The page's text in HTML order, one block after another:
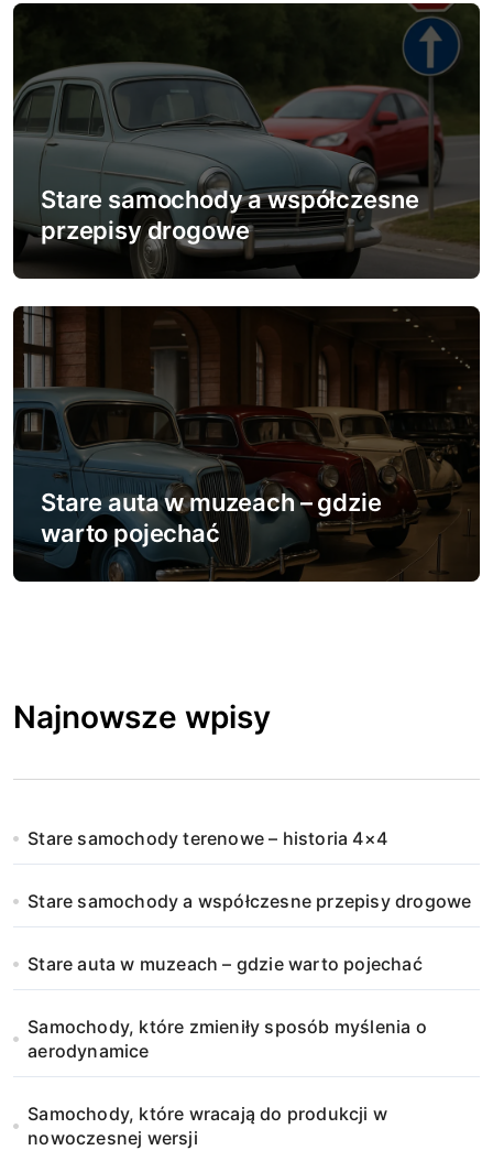
s
u
Stare samochody a współczesne
przepisy drogowe
Stare auta w muzeach – gdzie
warto pojechać
Najnowsze wpisy
Stare samochody terenowe – historia 4×4
Stare samochody a współczesne przepisy drogowe
Stare auta w muzeach – gdzie warto pojechać
Samochody, które zmieniły sposób myślenia o
aerodynamice
Samochody, które wracają do produkcji w
nowoczesnej wersji